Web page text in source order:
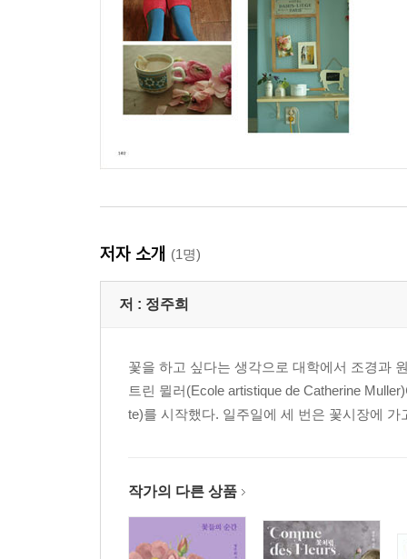
Index
Flower Calendar
저자 소개 (1명)
저 : 정주희
꽃을 하고 싶다는 생각으로 대학에서 조경과
트린 뮐러(Ecole artistique de Catherine
te)를 시작했다. 일주일에 세 번은 꽃시장에
작가의 다른 상품